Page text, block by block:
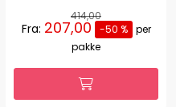
414,00
Fra: 207,00 -50 %
per
pakke